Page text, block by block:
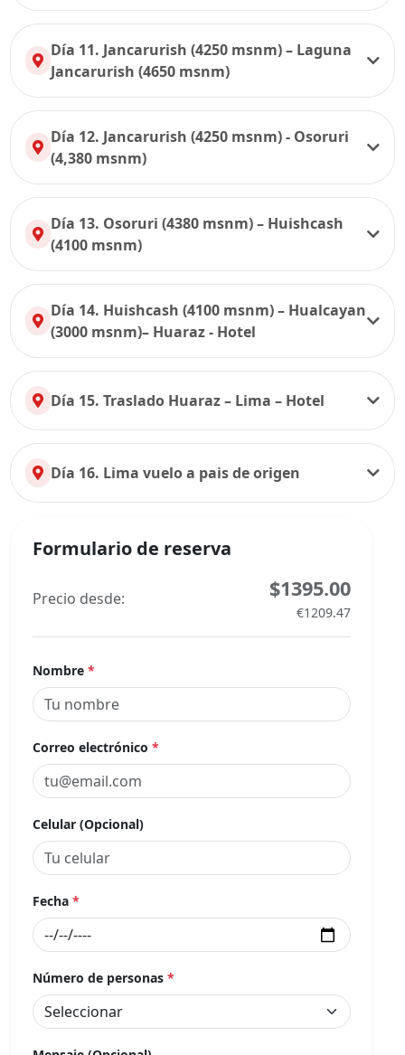
Día 11. Jancarurish (4250 msnm) – Laguna
Jancarurish (4650 msnm)
Día 12. Jancarurish (4250 msnm) - Osoruri
(4,380 msnm)
Día 13. Osoruri (4380 msnm) – Huishcash
(4100 msnm)
Día 14. Huishcash (4100 msnm) – Hualcayan
(3000 msnm)– Huaraz - Hotel
Día 15. Traslado Huaraz – Lima – Hotel
Día 16. Lima vuelo a pais de origen
Formulario de reserva
Precio desde: $1395.00
€1209.47
Nombre *
Correo electrónico *
Celular (Opcional)
Fecha *
Número de personas *